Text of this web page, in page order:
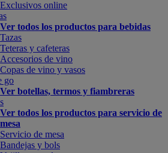
Exclusivos online
Ver todos los productos para bebidas
Tazas
Teteras y cafeteras
Accesorios de vino
Copas de vino y vasos
go
Ver botellas, termos y fiambreras
Ver todos los productos para servicio de
mesa
Servicio de mesa
Bandejas y bols